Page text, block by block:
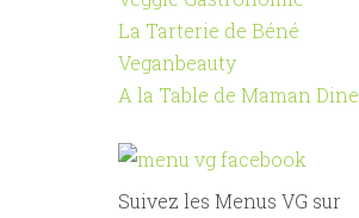
La Tarterie de Béné
Veganbeauty
A la Table de Maman Dine
Suivez les Menus VG sur